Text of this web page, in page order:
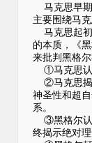
马克思早期
主要围绕马
马克思起初
的本质，《
来批判黑格
①马克思认
②马克思揭
神圣性和超
系。
③黑格尔认
终揭示绝对